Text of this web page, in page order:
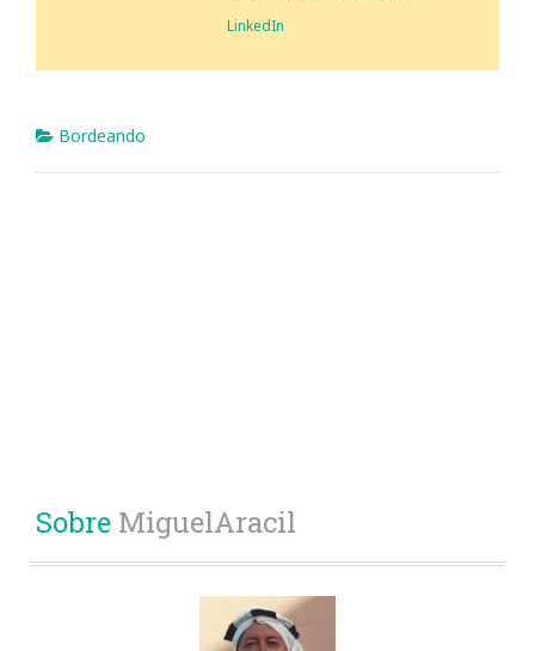
LinkedIn
Bordeando
Sobre MiguelAracil